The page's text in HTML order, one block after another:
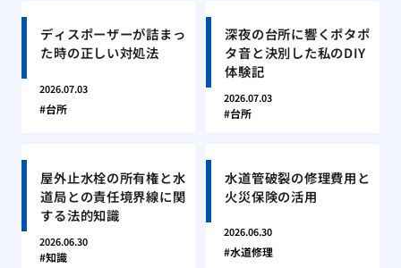
ディスポーザーが詰まっ
た時の正しい対処法
2026.07.03
台所
深夜の台所に響くポタポ
タ音と決別した私のDIY
体験記
2026.07.03
台所
屋外止水栓の所有権と水
道局との責任境界線に関
する法的知識
2026.06.30
知識
水道管破裂の修理費用と
火災保険の活用
2026.06.30
水道修理